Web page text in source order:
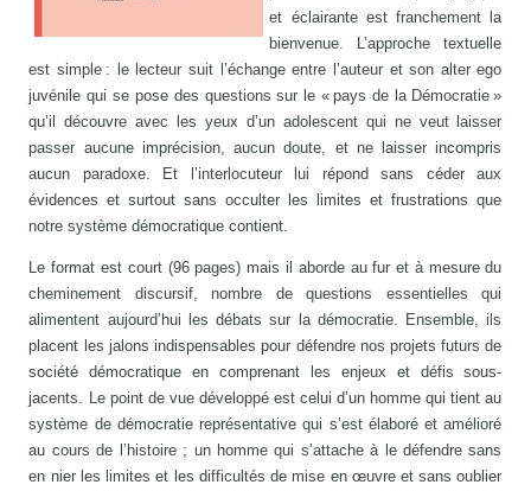
et éclairante est franchement la
bienvenue. L’approche textuelle
est simple : le lecteur suit l’échange entre l’auteur et son alter ego
juvénile qui se pose des questions sur le « pays de la Démocratie »
qu’il découvre avec les yeux d’un adolescent qui ne veut laisser
passer aucune imprécision, aucun doute, et ne laisser incompris
aucun paradoxe. Et l’interlocuteur lui répond sans céder aux
évidences et surtout sans occulter les limites et frustrations que
notre système démocratique contient.
Le format est court (96 pages) mais il aborde au fur et à mesure du
cheminement discursif, nombre de questions essentielles qui
alimentent aujourd’hui les débats sur la démocratie. Ensemble, ils
placent les jalons indispensables pour défendre nos projets futurs de
société démocratique en comprenant les enjeux et défis sous-
jacents. Le point de vue développé est celui d’un homme qui tient au
système de démocratie représentative qui s’est élaboré et amélioré
au cours de l’histoire ; un homme qui s’attache à le défendre sans
en nier les limites et les difficultés de mise en œuvre et sans oublier